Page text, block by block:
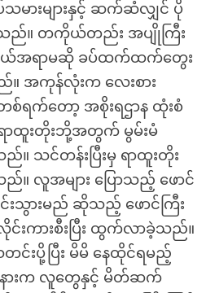
ားများနှင့် ဆက်ဆံလျှင် ပို
သည်။ တကိုယ်တည်း အပျိုကြီး
ဘယ်အရာမဆို ခပ်ထက်ထက်တွေး
ည်။ အကုန်လုံးက လေးစား
စ်ရက်တော့ အစိုးရဌာန ထုံးစံ
ာထူးတိုးဘို့အတွက် မွမ်းမံ
။ သင်တန်းပြီးမှ ရာထူးတိုး
ည်။ လူအများ ပြောသည့် ဖောင်
င်းသွားမည် ဆိုသည့် ဖောင်ကြီး
င်းကားစီးပြီး ထွက်လာခဲ့သည်။
င်းပို့ပြီး မိမိ နေထိုင်ရမည့်
နားက လူတွေနှင့် မိတ်ဆက်